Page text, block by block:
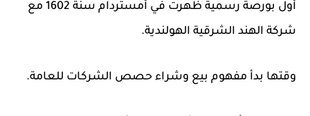
أول بورصة رسمية ظهرت في أمستردام سنة 1602 مع
شركة الهند الشرقية الهولندية.
وقتها بدأ مفهوم بيع وشراء حصص الشركات للعامة.